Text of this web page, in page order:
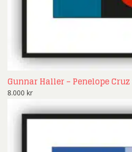
Gunnar Haller – Penelope
8.000 kr